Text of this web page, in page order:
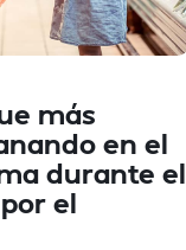
más
en el
durante el
el